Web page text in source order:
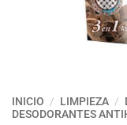
INICIO / LIMPIEZA /
DESODORANTES